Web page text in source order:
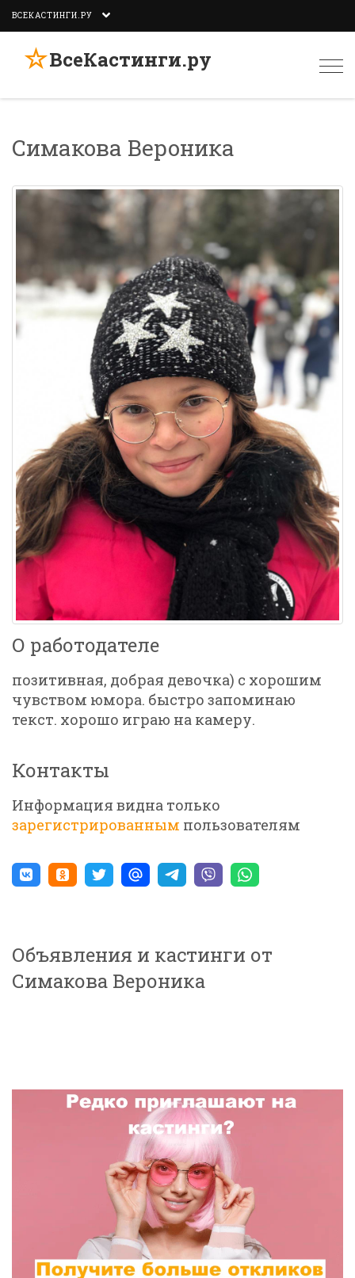
ВСЕКАСТИНГИ.РУ
☆ВсеКастинги.ру
Симакова Вероника
О работодателе
позитивная, добрая девочка) с хорошим
чувством юмора. быстро запоминаю
текст. хорошо играю на камеру.
Контакты
Информация видна только
зарегистрированным пользователям
Объявления и кастинги от
Симакова Вероника